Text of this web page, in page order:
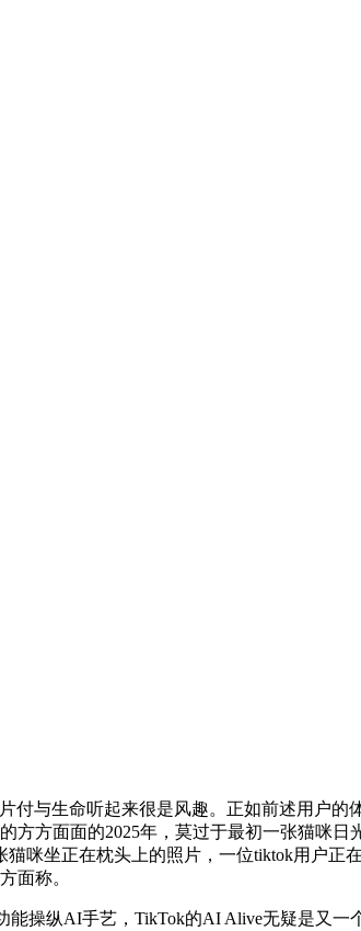
与生命听起来很是风趣。正如前述用户的
方方面面的2025年，莫过于最初一张猫咪
咪坐正在枕头上的照片，一位tiktok用户正
面称。
操纵AI手艺，TikTok的AI Alive无疑是又